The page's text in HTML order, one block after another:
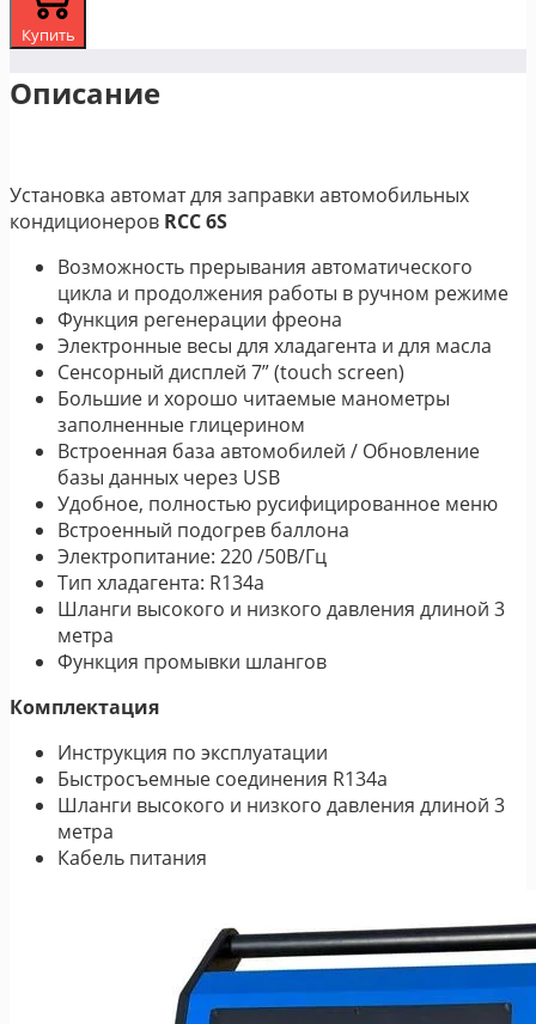
Купить
Описание
Установка автомат для заправки автомобильных
кондиционеров RCC 6S
Возможность прерывания автоматического
цикла и продолжения работы в ручном режиме
Функция регенерации фреона
Электронные весы для хладагента и для масла
Сенсорный дисплей 7” (touch screen)
Большие и хорошо читаемые манометры
заполненные глицерином
Встроенная база автомобилей / Обновление
базы данных через USB
Удобное, полностью русифицированное меню
Встроенный подогрев баллона
Электропитаниe: 220 /50В/Гц
Тип хладагента: R134a
Шланги высокого и низкого давления длиной 3
метра
Функция промывки шлангов
Комплектация
Инструкция по эксплуатации
Быстросъемные соединения R134а
Шланги высокого и низкого давления длиной 3
метра
Кабель питания